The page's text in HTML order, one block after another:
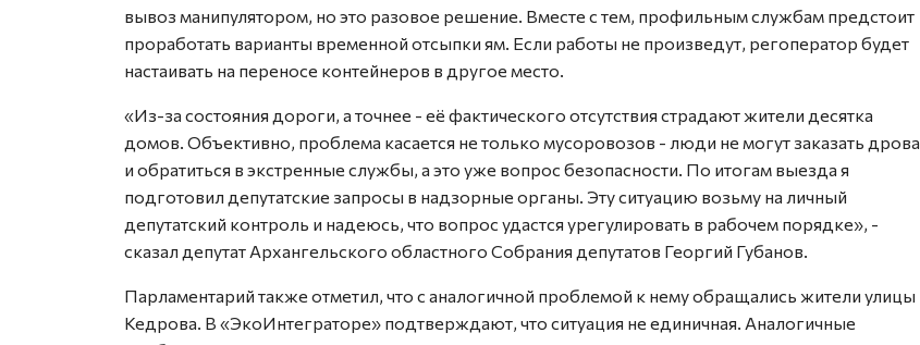
вывоз манипулятором, но это разовое решение. Вместе с тем, профильным службам предстоит
проработать варианты временной отсыпки ям. Если работы не произведут, регоператор будет
настаивать на переносе контейнеров в другое место.
«Из-за состояния дороги, а точнее - её фактического отсутствия страдают жители десятка
домов. Объективно, проблема касается не только мусоровозов - люди не могут заказать дрова
и обратиться в экстренные службы, а это уже вопрос безопасности. По итогам выезда я
подготовил депутатские запросы в надзорные органы. Эту ситуацию возьму на личный
депутатский контроль и надеюсь, что вопрос удастся урегулировать в рабочем порядке», -
сказал депутат Архангельского областного Собрания депутатов Георгий Губанов.
Парламентарий также отметил, что с аналогичной проблемой к нему обращались жители улицы
Кедрова. В «ЭкоИнтеграторе» подтверждают, что ситуация не единичная. Аналогичные